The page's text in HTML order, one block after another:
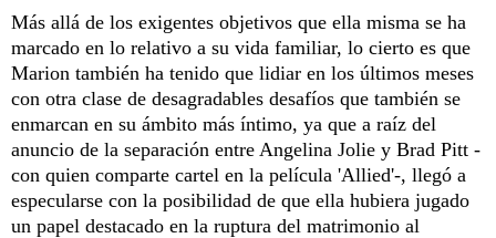
Más allá de los exigentes objetivos que ella misma se ha
marcado en lo relativo a su vida familiar, lo cierto es que
Marion también ha tenido que lidiar en los últimos meses
con otra clase de desagradables desafíos que también se
enmarcan en su ámbito más íntimo, ya que a raíz del
anuncio de la separación entre Angelina Jolie y Brad Pitt -
con quien comparte cartel en la película 'Allied'-, llegó a
especularse con la posibilidad de que ella hubiera jugado
un papel destacado en la ruptura del matrimonio al